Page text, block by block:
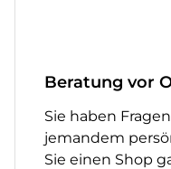
Beratung vor
Sie haben
jemandem
Sie einen Shop